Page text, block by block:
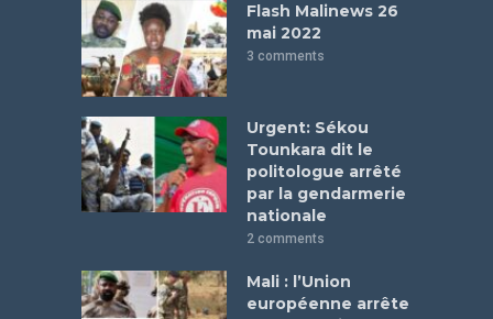
Flash Malinews 26
mai 2022
3 comments
Urgent: Sékou
Tounkara dit le
politologue arrêté
par la gendarmerie
nationale
2 comments
Mali : l’Union
européenne arrête